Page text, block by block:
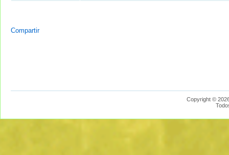
Compartir
Copyright ©